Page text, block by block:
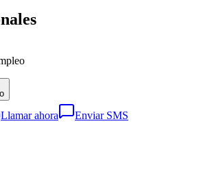
Llamar ahora Enviar SMS